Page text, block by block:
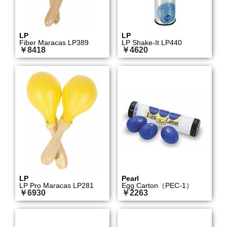
LP
Fiber Maracas LP389
￥8418
LP
LP Shake-It LP440
￥4620
LP
LP Pro Maracas LP281
￥6930
Pearl
Egg Carton（PEC-1）
￥2263